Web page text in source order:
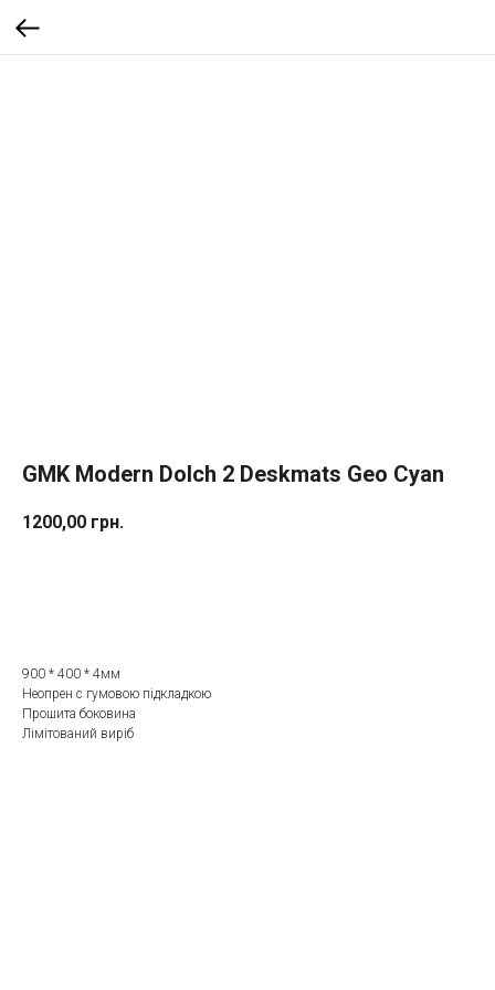
GMK Modern Dolch 2 Deskmats Geo Cyan
1200,00 грн.
900 * 400 * 4мм
Неопрен с гумовою підкладкою
Прошита боковина
Лімітований виріб